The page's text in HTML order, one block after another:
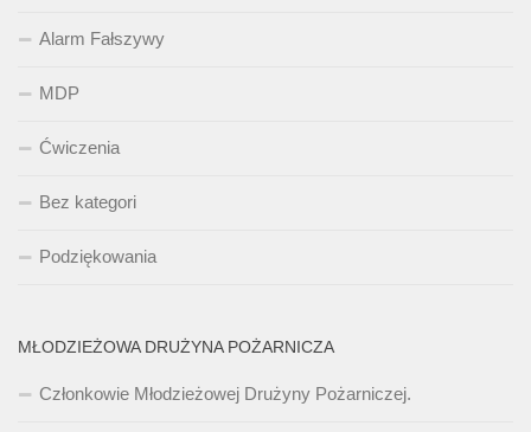
Alarm Fałszywy
MDP
Ćwiczenia
Bez kategori
Podziękowania
MŁODZIEŻOWA DRUŻYNA POŻARNICZA
Członkowie Młodzieżowej Drużyny Pożarniczej.